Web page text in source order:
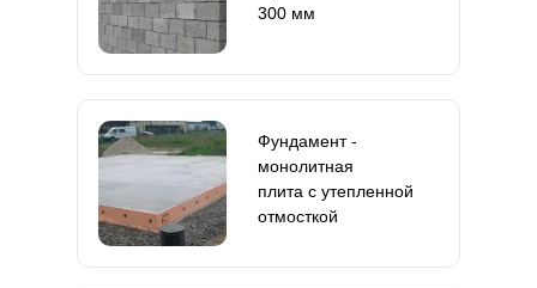
300 мм
Фундамент -
монолитная
плита с утепленной
отмосткой